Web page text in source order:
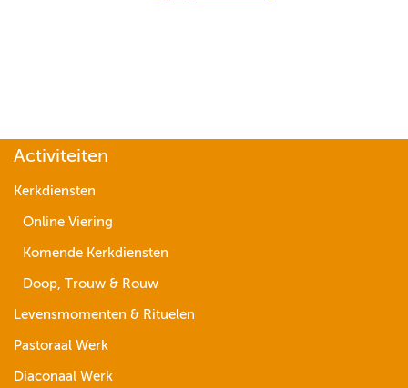
Activiteiten
Kerkdiensten
Online Viering
Komende Kerkdiensten
Doop, Trouw & Rouw
Levensmomenten & Rituelen
Pastoraal Werk
Diaconaal Werk